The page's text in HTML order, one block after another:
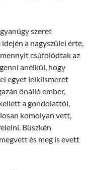
szeret
a nagyszülei érte,
csúfolódtak az
anélkül, hogy
egyet lelkiismeret
önálló ember,
a gondolattól,
komolyan vett,
Büszkén
és meg is evett